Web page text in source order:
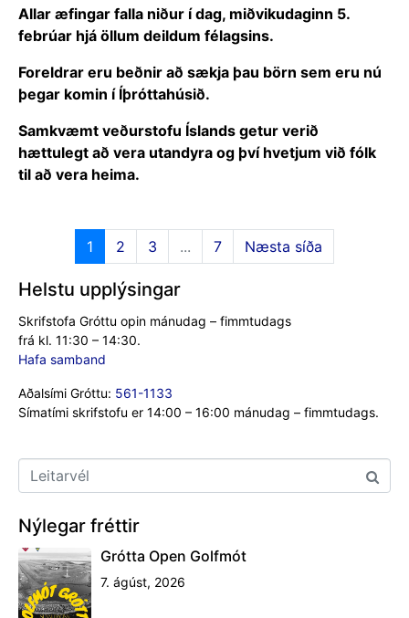
Hafa samband
Aðalsími Gróttu:561-1133
Nýlegar fréttir
7. ágúst, 2026
Breytingar á skrifstofu
28. júlí, 2026
3.flokkur í draumaferð
25. júní, 2026
Happdrætti 3. og 4. flokks – Vinningar
3. júní, 2026